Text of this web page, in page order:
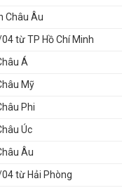
Châu Âu
04 từ TP Hồ Chí Minh
Á
Mỹ
Phi
Úc
Âu
04 từ Hải Phòng